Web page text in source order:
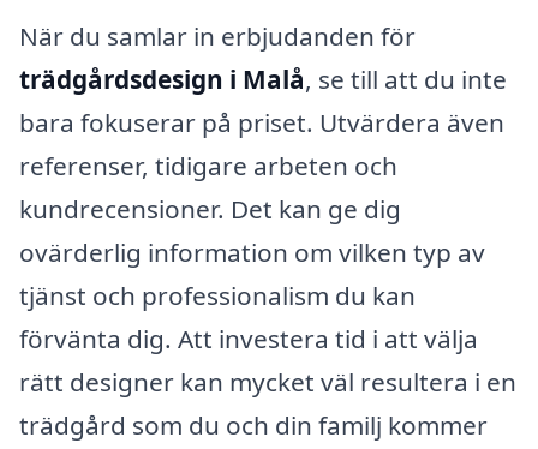
När du samlar in erbjudanden för
trädgårdsdesign i Malå, se till att du inte
bara fokuserar på priset. Utvärdera även
referenser, tidigare arbeten och
kundrecensioner. Det kan ge dig
ovärderlig information om vilken typ av
tjänst och professionalism du kan
förvänta dig. Att investera tid i att välja
rätt designer kan mycket väl resultera i en
trädgård som du och din familj kommer